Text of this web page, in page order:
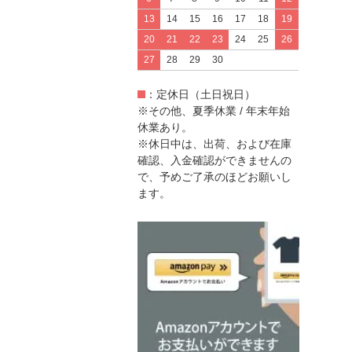
13
14 15 16 17 18
19
20
21 22 23 24 25
26
27
28 29 30
：定休日（土日祝日）
※その他、夏季休業 / 年末年始
休業あり。
※休日中は、出荷、および在庫
確認、入金確認ができませんの
で、予めご了承のほどお願いし
ます。